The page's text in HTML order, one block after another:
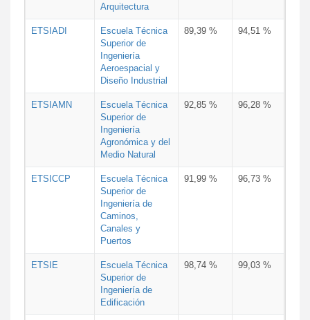
Arquitectura
ETSIADI
Escuela Técnica
Superior de
Ingeniería
Aeroespacial y
Diseño Industrial
89,39 % 94,51 %
ETSIAMN
Escuela Técnica
Superior de
Ingeniería
Agronómica y del
Medio Natural
92,85 % 96,28 %
ETSICCP
Escuela Técnica
Superior de
Ingeniería de
Caminos,
Canales y
Puertos
91,99 % 96,73 %
ETSIE
Escuela Técnica
Superior de
Ingeniería de
Edificación
98,74 % 99,03 %